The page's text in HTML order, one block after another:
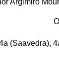
(Saavedra),